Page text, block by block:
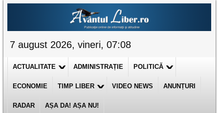
7 august 2026, vineri, 07:08
ACTUALITATE ADMINISTRAȚIE POLITICĂ
ECONOMIE TIMP LIBER VIDEO NEWS ANUNȚURI
RADAR AȘA DA! AȘA NU!